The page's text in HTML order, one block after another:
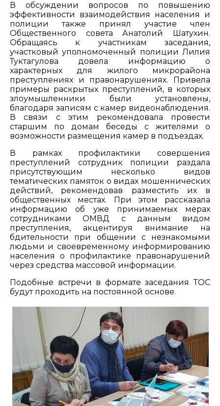
В обсуждении вопросов по повышению
эффективности взаимодействия населения и
полиции также принял участие член
Общественного совета Анатолий Шатухин.
Обращаясь к участникам заседания,
участковый уполномоченный полиции Лилия
Туктагулова довела информацию о
характерных для жилого микрорайона
преступлениях и правонарушениях. Привела
примеры раскрытых преступлений, в которых
злоумышленники были установлены,
благодаря записям с камер видеонаблюдения.
В связи с этим рекомендовала провести
старшим по домам беседы с жителями о
возможности размещения камер в подъездах.
В рамках профилактики совершения
преступлений сотрудник полиции раздала
присутствующим несколько видов
тематических памяток о видах мошеннических
действий, рекомендовав разместить их в
общественных местах. При этом рассказала
информацию об уже принимаемых мерах
сотрудниками ОМВД с данным видом
преступления, акцентируя внимание на
бдительности при общении с незнакомыми
людьми и своевременному информированию
населения о профилактике правонарушений
через средства массовой информации.
Подобные встречи в формате заседания ТОС
будут проходить на постоянной основе.